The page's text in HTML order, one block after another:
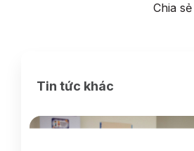
Chia sẻ
Tin tức khác